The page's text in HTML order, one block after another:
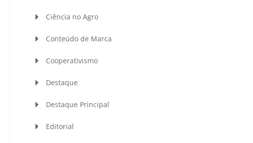
Ciência no Agro
Conteúdo de Marca
Cooperativismo
Destaque
Destaque Principal
Editorial